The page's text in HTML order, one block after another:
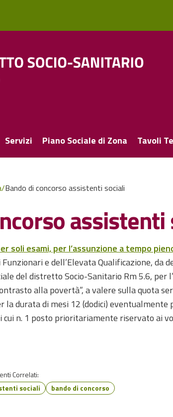
Servizi Piano Sociale di Zona Tavoli
/Bando di concorso assistenti sociali
assistenti
soli esami, per l’assunzione a tempo
Funzionari e dell’Elevata Qualificazione, da
del distretto Socio-Sanitario Rm 5.6, per
alla povertà”, a valere sulla quota
la durata di mesi 12 (dodici)
cui n. 1 posto prioritariamente riservato ai
Correlati:
sociali
bando di concorso